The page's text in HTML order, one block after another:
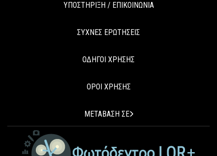
ΥΠΟΣΤΗΡΙΞΗ / ΕΠΙΚΟΙΝΩΝΙΑ
ΣΥΧΝΕΣ ΕΡΩΤΗΣΕΙΣ
ΟΔΗΓΟΙ ΧΡΗΣΗΣ
ΟΡΟΙ ΧΡΗΣΗΣ
ΜΕΤΑΒΑΣΗ ΣΕ